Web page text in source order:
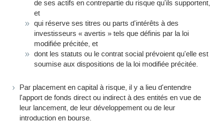
de ses actifs en contrepartie du risque qu'ils supportent,
et
qui réserve ses titres ou parts d'intérêts à des
investisseurs « avertis » tels que définis par la loi
modifiée précitée, et
dont les statuts ou le contrat social prévoient qu'elle est
soumise aux dispositions de la loi modifiée précitée.
Par placement en capital à risque, il y a lieu d'entendre
l'apport de fonds direct ou indirect à des entités en vue de
leur lancement, de leur développement ou de leur
introduction en bourse.